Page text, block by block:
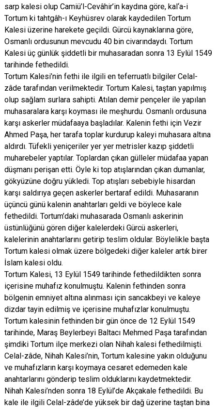
sarp kalesi olup Camiü’l-Cevâhir’in kaydına göre, kal‘a-i
Tortum ki tahtgâh-ı Keyhüsrev olarak kaydedilen Tortum
Kalesi üzerine harekete geçildi. Gürcü kaynaklarına göre,
Osmanlı ordusunun mevcudu 40 bin civarındaydı. Tortum
Kalesi üç günlük şiddetli bir muhasaradan sonra 13 Eylül 1549
tarihinde fethedildi.
Tortum Kalesi’nin fethi ile ilgili en teferruatlı bilgiler Celal-
zâde tarafından verilmektedir. Tortum Kalesi, taştan yapılmış
olup sağlam surlara sahipti. Atılan demir pençeler ile yapılan
muhasaralara karşı koyması ile meşhurdu. Osmanlı ordusuna
karşı askerler müdafaaya başladılar. Kalenin fethi için Vezir
Ahmed Paşa, her tarafa toplar kurdurup kaleyi muhasara altına
aldırdı. Tüfekli yeniçeriler yer yer metrisler kazıp şiddetli
muharebeler yaptılar. Toplardan çıkan gülleler müdafaa yapan
düşmanı perişan etti. Öyle ki top atışlarından çıkan dumanlar,
gökyüzüne doğru yükledi. Top atışları sebebiyle hisardan
karşı saldırıya geçen askerler bertaraf edildi. Muhasaranın
üçüncü günü kalenin anahtarları geldi ve böylece kale
fethedildi. Tortum’daki muhasarada Osmanlı askerinin
üstünlüğünü gören diğer kalelerdeki Gürcü askerleri,
kalelerinin anahtarlarını getirip teslim oldular. Böylelikle başta
Tortum kalesi olmak üzere bölgedeki diğer kaleler artık birer
İslam kalesi oldu.
Tortum Kalesi, 13 Eylül 1549 tarihinde fethedildikten sonra
içerisine muhafız konulmuştu. Kalenin fethinden sonra
bölgenin emniyet altına alınması için sancakbeyi ve kaleye
dizdar tayin edilmiş ve içerisine muhafızlar konulmuştu.
Tortum kalesinin fethinden bir gün önce de 12 Eylül 1549
tarihinde, Maraş Beylerbeyi Baltacı Mehmed Paşa tarafından
şimdiki Tortum ilçe merkezi olan Nihah kalesi fethedilmişti.
Celal-zâde, Nihah Kalesi’nin, Tortum kalesine yakın olduğunu
ve muhafızların karşı koymaya cesaret edemeden kale
anahtarlarını gönderip teslim olduklarını kaydetmektedir.
Nihah Kalesi’nden sonra 18 Eylül’de Akçakale fethedildi. Bu
kale ile ilgili Celal-zâde’de yüksek bir dağ üzerine taştan bina